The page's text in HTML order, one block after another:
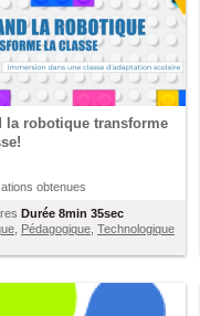
la robotique transforme
obtenues
Durée 8min 35sec
Pédagogique Technologique